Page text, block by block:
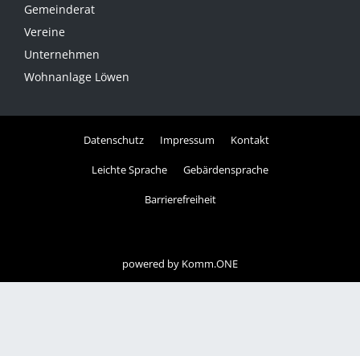
Gemeinderat
Vereine
Unternehmen
Wohnanlage Löwen
Datenschutz Impressum Kontakt
Leichte Sprache Gebärdensprache
Barrierefreiheit
powered by Komm.ONE